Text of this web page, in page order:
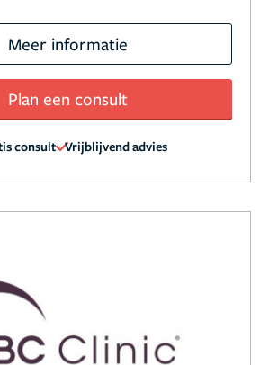
Meer informatie
Plan een consult
consult Vrijblijvend advies